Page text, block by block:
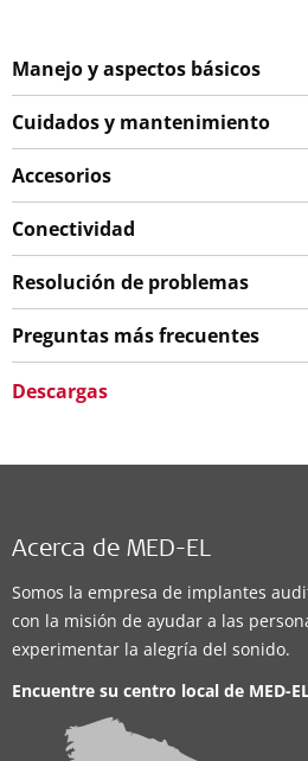
Manejo y aspectos básicos
Cuidados y mantenimiento
Accesorios
Conectividad
Resolución de problemas
Preguntas más frecuentes
Descargas
Acerca de MED-EL
Somos la empresa de implantes
con la misión de ayudar a las
experimentar la alegría del sonido.
Encuentre su centro local de MED-